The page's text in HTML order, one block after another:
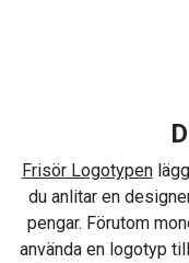
Frisör Logotypen
du anlitar en
pengar. Förutom
använda en logotyp